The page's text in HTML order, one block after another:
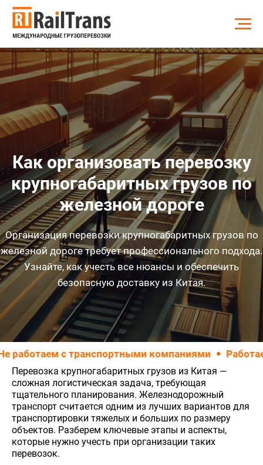
Как организовать перевозку
крупногабаритных грузов по
железной дороге
Организация перевозки крупногабаритных грузов по
железной дороге требует профессионального подхода.
Узнайте, как учесть все нюансы и обеспечить
безопасную доставку из Китая.
с транспортными компаниями Работаем
Перевозка крупногабаритных грузов из Китая —
сложная логистическая задача, требующая
тщательного планирования. Железнодорожный
транспорт считается одним из лучших вариантов для
транспортировки тяжелых и больших по размеру
объектов. Разберем ключевые этапы и аспекты,
которые нужно учесть при организации таких
перевозок.